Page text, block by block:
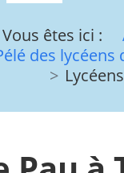
Vous êtes ici :
des lycéens